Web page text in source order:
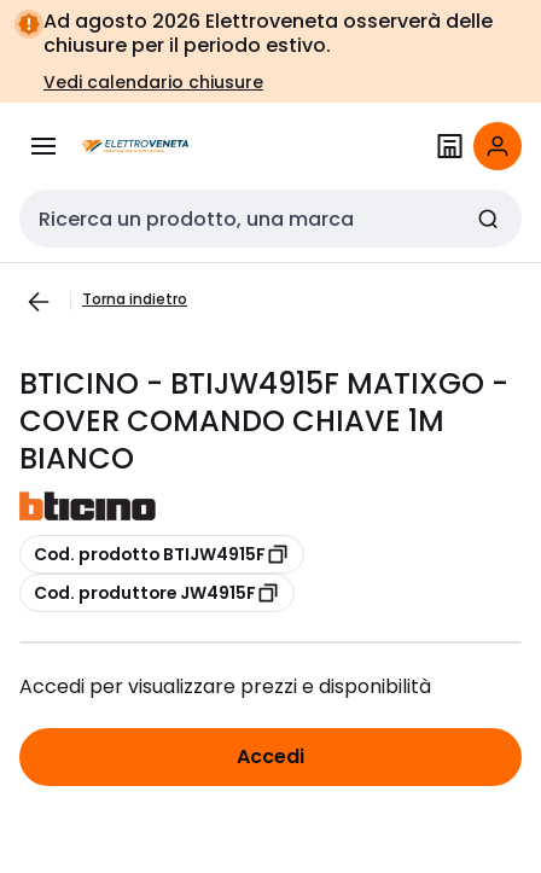
Vai alla
navigazione
Vai
alla
pagina
Ad agosto 2026 Elettroveneta osserverà delle
chiusure per il periodo estivo.
Vedi calendario chiusure
Cerca input
Torna indietro
BTICINO - BTIJW4915F MATIXGO -
COVER COMANDO CHIAVE 1M
BIANCO
copia
Cod. prodotto BTIJW4915F
copia
Cod. produttore JW4915F
Accedi per visualizzare prezzi e disponibilità
Accedi